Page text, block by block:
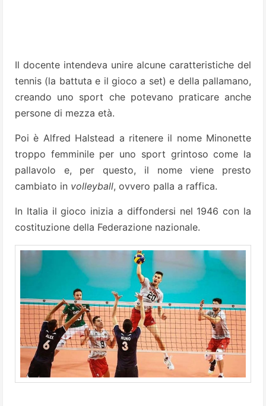
Il docente intendeva unire alcune caratteristiche del
tennis (la battuta e il gioco a set) e della pallamano,
creando uno sport che potevano praticare anche
persone di mezza età.
Poi è Alfred Halstead a ritenere il nome Minonette
troppo femminile per uno sport grintoso come la
pallavolo e, per questo, il nome viene presto
cambiato in volleyball, ovvero palla a raffica.
In Italia il gioco inizia a diffondersi nel 1946 con la
costituzione della Federazione nazionale.